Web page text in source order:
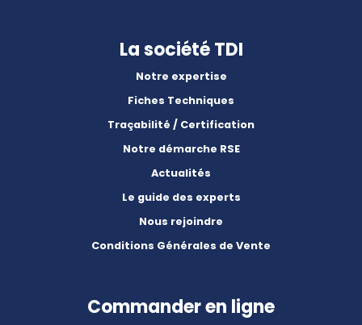
La société TDI
Notre expertise
Fiches Techniques
Traçabilité / Certification
Notre démarche RSE
Actualités
Le guide des experts
Nous rejoindre
Conditions Générales de Vente
Commander en ligne